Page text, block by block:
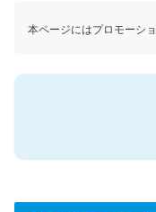
本ページにはプロモーシ